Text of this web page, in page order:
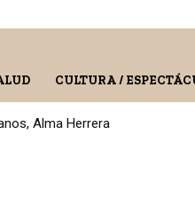
CULTURA /
Alma Herrera